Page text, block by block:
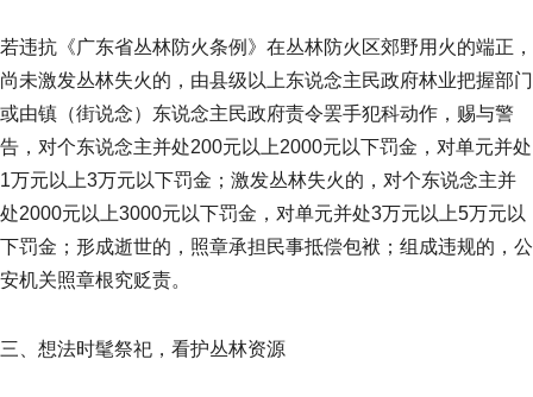
若违抗《广东省丛林防火条例》在丛林防火区郊野用火的端正，
尚未激发丛林失火的，由县级以上东说念主民政府林业把握部门
或由镇（街说念）东说念主民政府责令罢手犯科动作，赐与警
告，对个东说念主并处200元以上2000元以下罚金，对单元并处
1万元以上3万元以下罚金；激发丛林失火的，对个东说念主并
处2000元以上3000元以下罚金，对单元并处3万元以上5万元以
下罚金；形成逝世的，照章承担民事抵偿包袱；组成违规的，公
安机关照章根究贬责。
三、想法时髦祭祀，看护丛林资源